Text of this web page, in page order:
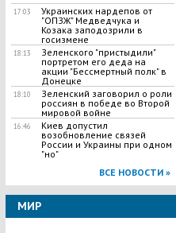
17:03
Украинских нардепов от
"ОПЗЖ" Медведчука и
Козака заподозрили в
госизмене
18:13
Зеленского "пристыдили"
портретом его деда на
акции "Бессмертный полк" в
Донецке
18:10
Зеленский заговорил о роли
россиян в победе во Второй
мировой войне
16:46
Киев допустил
возобновление связей
России и Украины при одном
"но"
ВСЕ НОВОСТИ »
МИР